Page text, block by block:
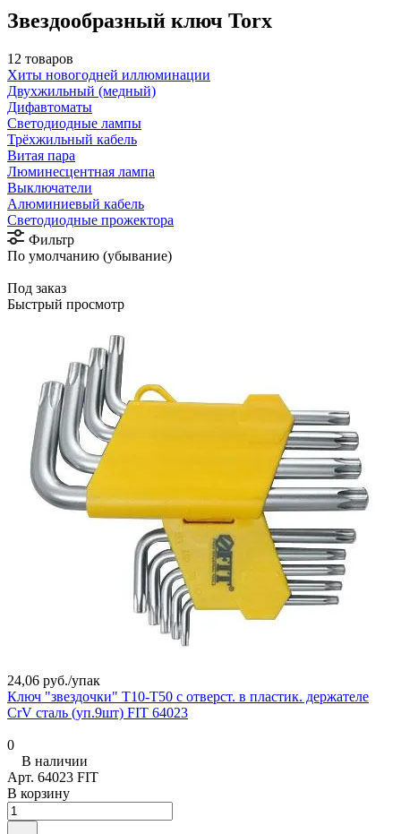
Звездообразный ключ Torx
12 товаров
Хиты новогодней иллюминации
Двухжильный (медный)
Дифавтоматы
Светодиодные лампы
Трёхжильный кабель
Витая пара
Люминесцентная лампа
Выключатели
Алюминиевый кабель
Светодиодные прожектора
Фильтр
По умолчанию (убывание)
Под заказ
Быстрый просмотр
24,06 руб./упак
Ключ "звездочки" Т10-Т50 с отверст. в пластик. держателе
CrV сталь (уп.9шт) FIT 64023
0
В наличии
Арт. 64023 FIT
В корзину